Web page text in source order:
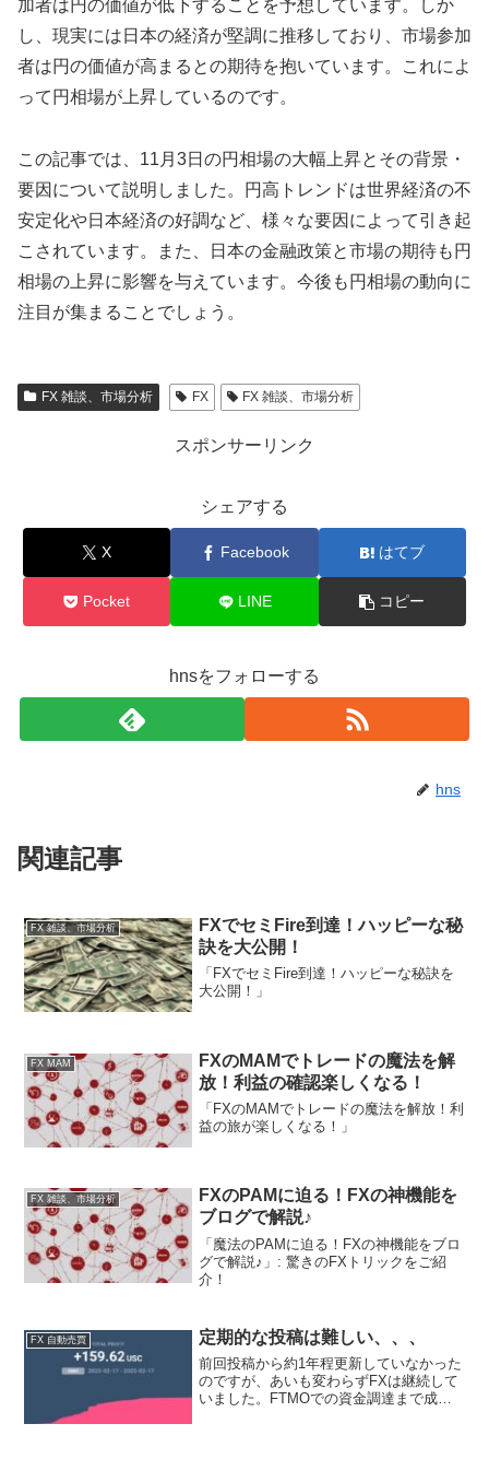
加者は円の価値が低下することを予想しています。しか
し、現実には日本の経済が堅調に推移しており、市場参加
者は円の価値が高まるとの期待を抱いています。これによ
って円相場が上昇しているのです。
この記事では、11月3日の円相場の大幅上昇とその背景・
要因について説明しました。円高トレンドは世界経済の不
安定化や日本経済の好調など、様々な要因によって引き起
こされています。また、日本の金融政策と市場の期待も円
相場の上昇に影響を与えています。今後も円相場の動向に
注目が集まることでしょう。
FX 雑談、市場分析 FX FX 雑談、市場分析
スポンサーリンク
シェアする
X Facebook はてブ
Pocket LINE コピー
hnsをフォローする
hns
関連記事
FX 雑談、市場分析
FXでセミFire到達！ハッピーな秘
訣を大公開！
「FXでセミFire到達！ハッピーな秘訣を
大公開！」
FX MAM
FXのMAMでトレードの魔法を解
放！利益の確認楽しくなる！
「FXのMAMでトレードの魔法を解放！利
益の旅が楽しくなる！」
FX 雑談、市場分析
FXのPAMに迫る！FXの神機能を
ブログで解説♪
「魔法のPAMに迫る！FXの神機能をブロ
グで解説♪」: 驚きのFXトリックをご紹
介！
FX 自動売買 定期的な投稿は難しい、、、
前回投稿から約1年程更新していなかった
のですが、あいも変わらずFXは継続して
いました。FTMOでの資金調達まで成功